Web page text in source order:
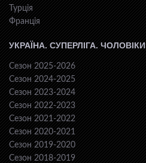
Турція
Франція
УКРАЇНА. СУПЕРЛІГА. ЧОЛОВІКИ
Сезон 2025-2026
Сезон 2024-2025
Сезон 2023-2024
Сезон 2022-2023
Сезон 2021-2022
Сезон 2020-2021
Сезон 2019-2020
Сезон 2018-2019